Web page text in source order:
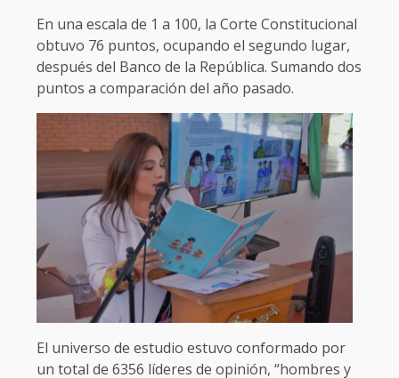
En una escala de 1 a 100, la Corte Constitucional
obtuvo 76 puntos, ocupando el segundo lugar,
después del Banco de la República. Sumando dos
puntos a comparación del año pasado.
El universo de estudio estuvo conformado por
un total de 6356 líderes de opinión, “hombres y